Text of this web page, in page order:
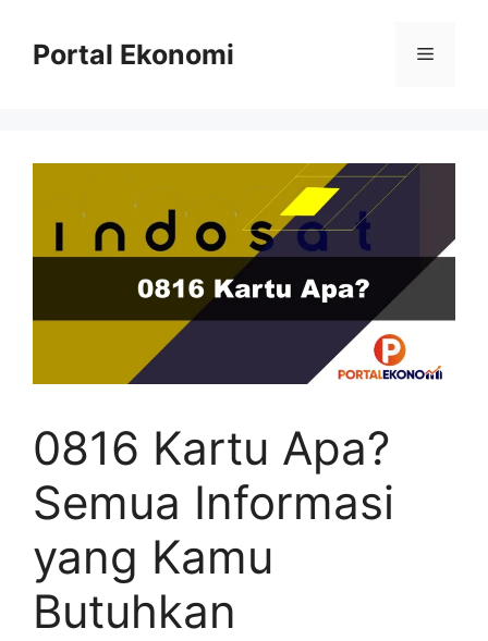
Portal Ekonomi Menu
0816 Kartu Apa?
Semua Informasi
yang Kamu
Butuhkan